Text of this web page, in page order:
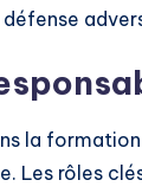
la
Les rôles